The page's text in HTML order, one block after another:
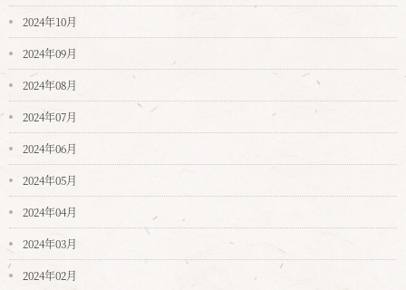
2024年10月
2024年09月
2024年08月
2024年07月
2024年06月
2024年05月
2024年04月
2024年03月
2024年02月